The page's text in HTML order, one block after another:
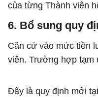
của từng Thành viên
6. Bổ sung quy
Căn cứ vào mức tiền
viên. Trường hợp tạm
Đây là quy định mới